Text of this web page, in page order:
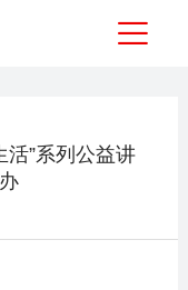
活”系列公益讲